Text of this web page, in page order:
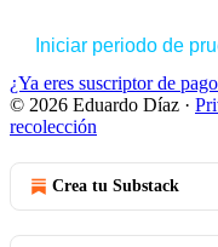
Iniciar periodo de
¿Ya eres suscriptor de
© 2026 Eduardo Díaz ·
recolección
Crea tu Substack